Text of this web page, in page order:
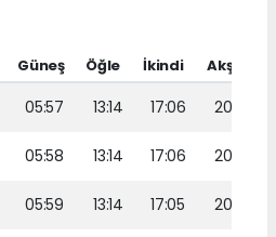
Güneş Öğle İkindi Akşam
05:57 13:14 17:06 20:20
05:58 13:14 17:06 20:19
05:59 13:14 17:05 20:17